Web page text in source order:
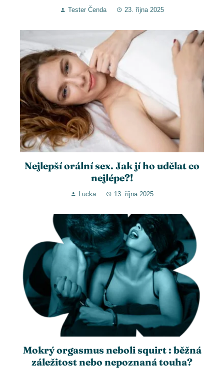
Tester Čenda 23. října 2025
Nejlepší orální sex. Jak jí ho udělat co
nejlépe?!
Lucka 13. října 2025
Mokrý orgasmus neboli squirt : běžná
záležitost nebo nepoznaná touha?